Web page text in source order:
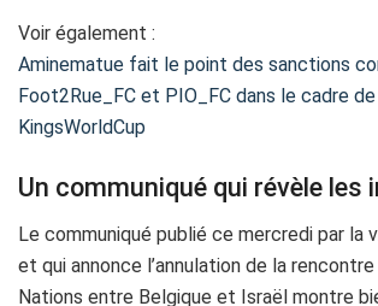
Voir également :
Aminematue fait le point des sanctions
Foot2Rue_FC et PIO_FC dans le cadre
KingsWorldCup
Un communiqué qui révèle les
Le communiqué publié ce mercredi par la
et qui annonce l’annulation de la
Nations entre Belgique et Israël montre